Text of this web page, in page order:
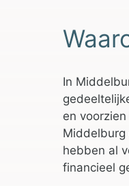
In
en
Middelburg
hebben al
financieel